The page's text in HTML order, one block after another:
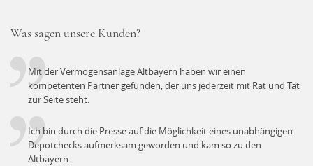
Was sagen unsere Kunden?
Mit der Vermögensanlage Altbayern haben wir einen
kompetenten Partner gefunden, der uns jederzeit mit Rat und Tat
zur Seite steht.
Ich bin durch die Presse auf die Möglichkeit eines unabhängigen
Depotchecks aufmerksam geworden und kam so zu den
Altbayern.